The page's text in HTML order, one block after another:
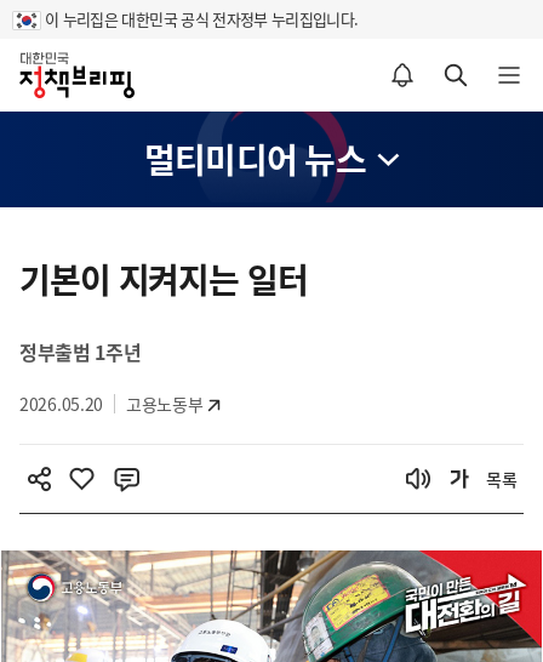
이 누리집은 대한민국 공식 전자정부 누리집입니다.
홈
알림설정 바로가기 검색 바로가기 메뉴 열기
멀티미디어 뉴스
텐
츠
영
역
기본이 지켜지는 일터
정부출범 1주년
2026.05.20 고용노동부
목록